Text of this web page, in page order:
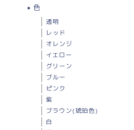
色
透明
レッド
オレンジ
イエロー
グリーン
ブルー
ピンク
紫
ブラウン(琥珀色)
白